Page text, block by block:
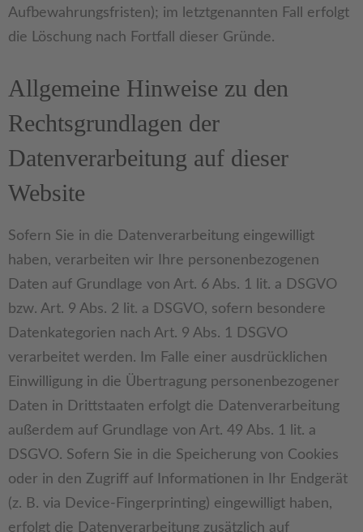
Aufbewahrungsfristen); im letztgenannten Fall erfolgt
die Löschung nach Fortfall dieser Gründe.
Allgemeine Hinweise zu den
Rechtsgrundlagen der
Datenverarbeitung auf dieser
Website
Sofern Sie in die Datenverarbeitung eingewilligt
haben, verarbeiten wir Ihre personenbezogenen
Daten auf Grundlage von Art. 6 Abs. 1 lit. a DSGVO
bzw. Art. 9 Abs. 2 lit. a DSGVO, sofern besondere
Datenkategorien nach Art. 9 Abs. 1 DSGVO
verarbeitet werden. Im Falle einer ausdrücklichen
Einwilligung in die Übertragung personenbezogener
Daten in Drittstaaten erfolgt die Datenverarbeitung
außerdem auf Grundlage von Art. 49 Abs. 1 lit. a
DSGVO. Sofern Sie in die Speicherung von Cookies
oder in den Zugriff auf Informationen in Ihr Endgerät
(z. B. via Device-Fingerprinting) eingewilligt haben,
erfolgt die Datenverarbeitung zusätzlich auf